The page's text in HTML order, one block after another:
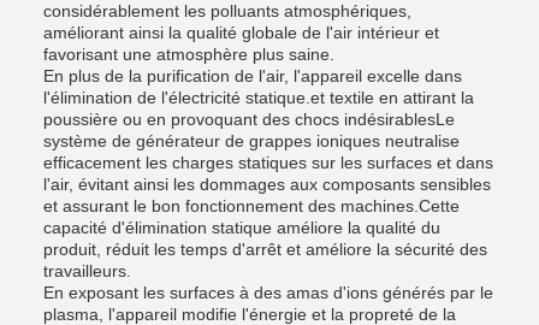
considérablement les polluants atmosphériques,
améliorant ainsi la qualité globale de l'air intérieur et
favorisant une atmosphère plus saine.
En plus de la purification de l'air, l'appareil excelle dans
l'élimination de l'électricité statique.et textile en attirant la
poussière ou en provoquant des chocs indésirablesLe
système de générateur de grappes ioniques neutralise
efficacement les charges statiques sur les surfaces et dans
l'air, évitant ainsi les dommages aux composants sensibles
et assurant le bon fonctionnement des machines.Cette
capacité d'élimination statique améliore la qualité du
produit, réduit les temps d'arrêt et améliore la sécurité des
travailleurs.
En exposant les surfaces à des amas d'ions générés par le
plasma, l'appareil modifie l'énergie et la propreté de la